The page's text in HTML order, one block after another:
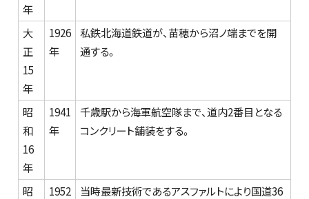
年
大
正
15
年
1926
年
私鉄北海道鉄道が、苗穂から沼ノ端までを開
通する。
昭
和
16
年
1941
年
千歳駅から海軍航空隊まで、道内2番目となる
コンクリート舗装をする。
昭
1952
当時最新技術であるアスファルトにより国道36